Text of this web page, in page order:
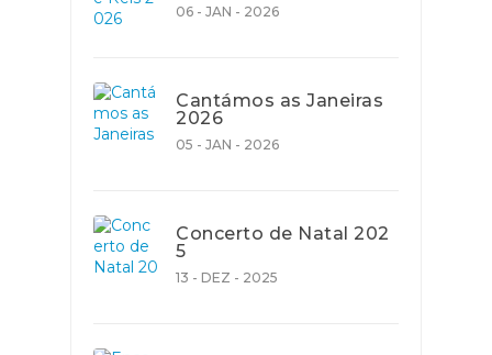
06 - JAN - 2026
Cantámos as Janeiras
2026
05 - JAN - 2026
Concerto de Natal 202
5
13 - DEZ - 2025